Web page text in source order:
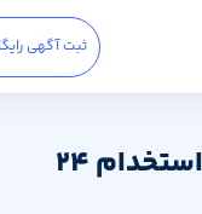
ثبت آگهی
24